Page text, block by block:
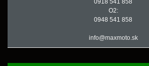
0918 541 858
O2:
0948 541 858
info@maxmoto.sk